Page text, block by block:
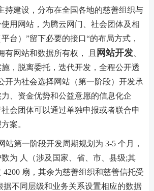
持建设，分布在全国各地的慈善组织与
用网站，为腾云网门、社会团体及相
台）”留下必要的接口“的布局方式，
有网站和数据所有权， 且 网站开发
，脱离委托，迭代开发，全程公开透
开为社会选择网站（第一阶段）开发承
、资金优势和公益意愿的信息化企
会团体可以通过单独申报或者联合申
案。
站第一阶段开发周期规划为 3-5 个月，
为 人（涉及国家、省、市、县级;其
4200 扇，其余为慈善组织和慈善信托受
据不同层级和业务关系设置相应的数据